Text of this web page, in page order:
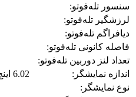
سنسور تله‌فوتو:
لرزشگیر تله‌فوتو:
دیافراگم تله‌فوتو:
فاصله کانونی تله‌فوتو:
تعداد لنز دوربین تله‌فوتو:
اندازه نمایشگر:
6.02 اینچ
نوع نمایشگر: